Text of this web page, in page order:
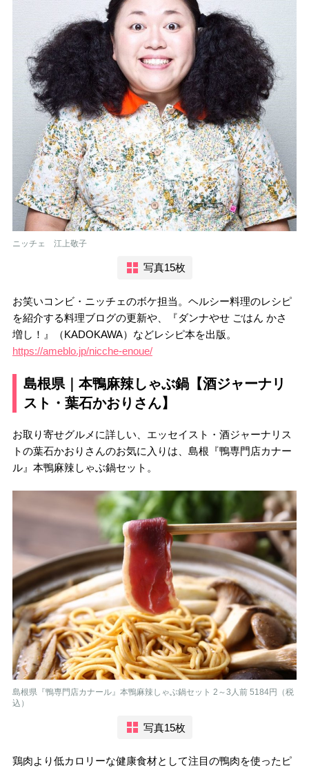
ニッチェ 江上敬子
写真15枚
お笑いコンビ・ニッチェのボケ担当。ヘルシー料理のレシピ
を紹介する料理ブログの更新や、『ダンナやせ ごはん かさ
増し！』（KADOKAWA）などレシピ本を出版。
https://ameblo.jp/nicche-enoue/
島根県｜本鴨麻辣しゃぶ鍋【酒ジャーナリ
スト・葉石かおりさん】
お取り寄せグルメに詳しい、エッセイスト・酒ジャーナリス
トの葉石かおりさんのお気に入りは、島根『鴨専門店カナー
ル』本鴨麻辣しゃぶ鍋セット。
島根県『鴨専門店カナール』本鴨麻辣しゃぶ鍋セット 2～3人前 5184円（税
込）
写真15枚
鶏肉より低カロリーな健康食材として注目の鴨肉を使ったピ